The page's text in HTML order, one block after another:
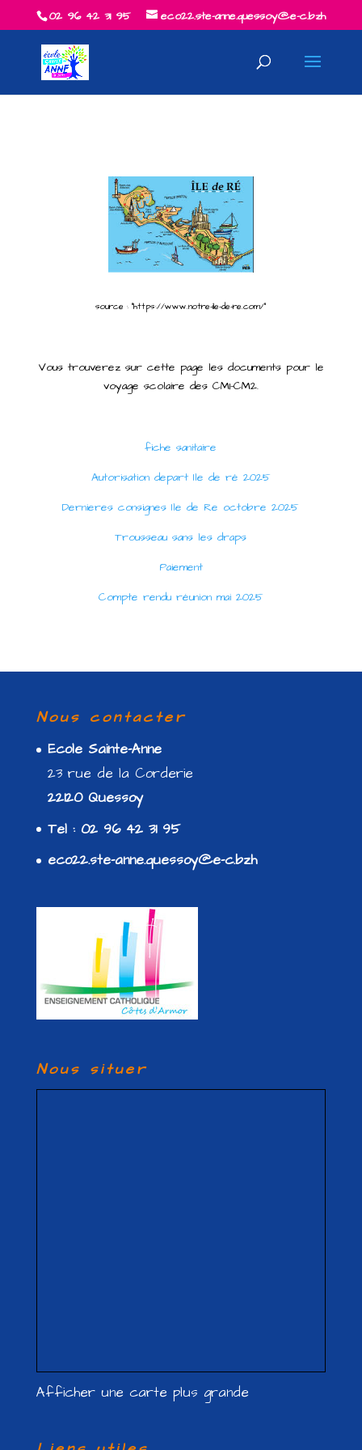
02 96 42 31 95 eco22.ste-anne.quessoy@e-c.bzh
source : “https://www.notre-ile-de-re.com/”
Vous trouverez sur cette page les documents pour le
voyage scolaire des CM1-CM2.
fiche sanitaire
Autorisation depart Ile de ré 2025
Dernieres consignes Ile de Re octobre 2025
Trousseau sans les draps
Paiement
Compte rendu réunion mai 2025
Nous contacter
Ecole Sainte-Anne
23 rue de la Corderie
22120 Quessoy
Tel : 02 96 42 31 95
eco22.ste-anne.quessoy@e-c.bzh
Nous situer
Afficher une carte plus grande